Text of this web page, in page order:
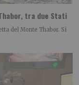
tra due Stati
del Monte Thabor. Si